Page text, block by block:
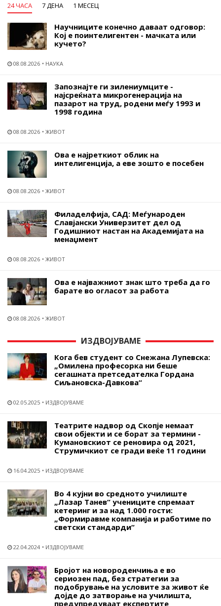
24 ЧАСА 7 ДЕНА 1 МЕСЕЦ
Научниците конечно даваат одговор:
Кој е поинтелигентен - мачката или
кучето?
08.08.2026 НАУКА
Запознајте ги зилениумците -
најсреќната микрогенерација на
пазарот на труд, родени меѓу 1993 и
1998 година
08.08.2026 ЖИВОТ
Ова е најреткиот облик на
интелигенција, а еве зошто е посебен
08.08.2026 ЖИВОТ
Филаделфија, САД: Меѓународен
Славјански Универзитет дел од
Годишниот настан на Академијата на
менаџмент
08.08.2026 ЖИВОТ
Ова е најважниот знак што треба да го
барате во огласот за работа
08.08.2026 ЖИВОТ
ИЗДВОЈУВАМЕ
Кога бев студент со Снежана Лупевска:
„Омилена професорка ни беше
сегашната претседателка Гордана
Сиљановска-Давкова“
02.05.2025 ИЗДВОЈУВАМЕ
Театрите надвор од Скопје немаат
свои објекти и се борат за термини -
Кумановскиот се реновира од 2021,
Струмичкиот се гради веќе 11 години
16.04.2025 ИЗДВОЈУВАМЕ
Во 4 кујни во средното училиште
„Лазар Танев“ учениците спремаат
кетеринг и за над 1.000 гости:
„Формиравме компанија и работиме по
светски стандарди“
22.04.2024 ИЗДВОЈУВАМЕ
Бројот на новороденчиња е во
сериозен пад, без стратегии за
подобрување на условите за живот ќе
дојде до затворање на училишта,
предупредуваат експертите